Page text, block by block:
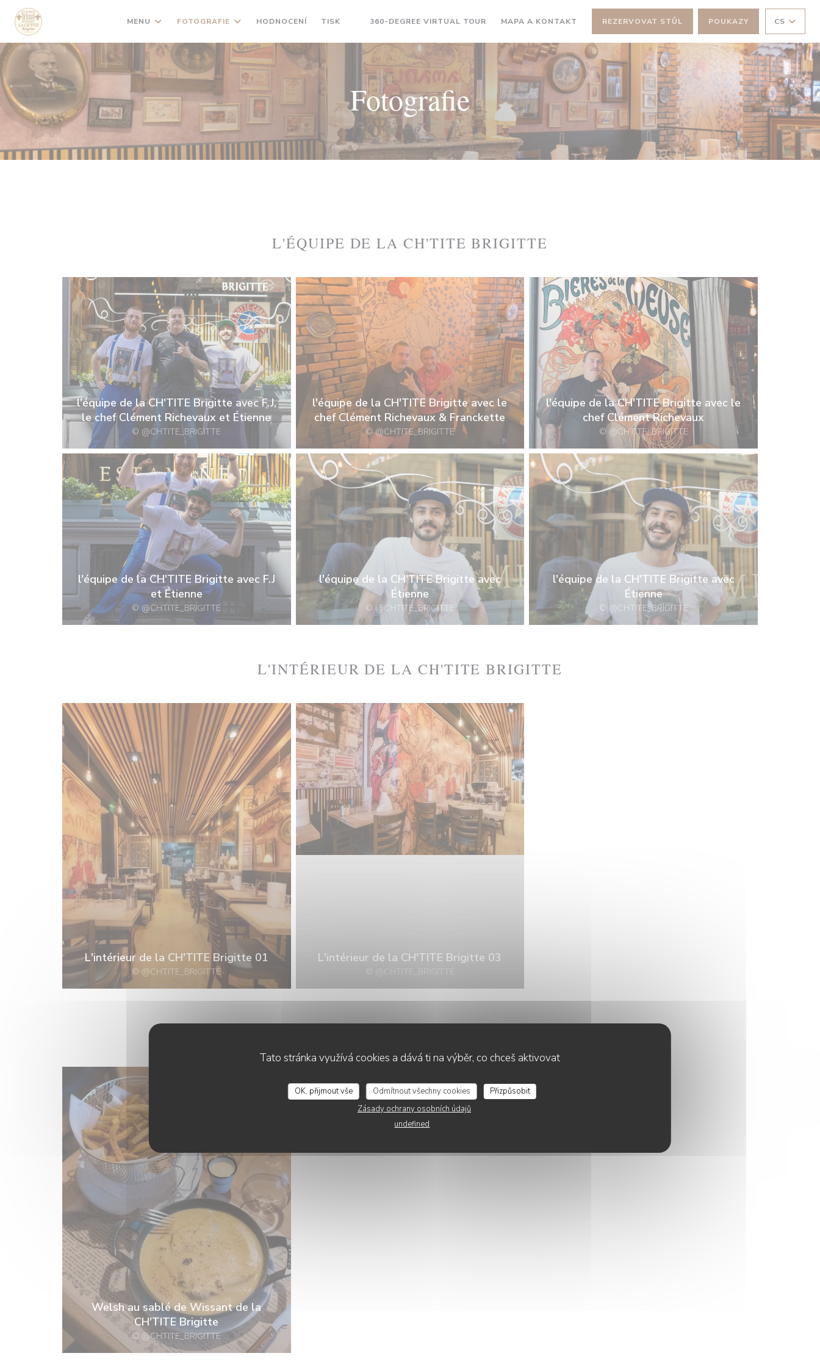
Panel pro správu cookies
Tato stránka využívá cookies a dává ti na výběr, co chceš aktivovat
OK, přijmout vše Odmítnout všechny cookies
Přizpůsobit
Zásady ochrany osobních údajů
undefined
MENU FOTOGRAFIE HODNOCENÍ TISK 360-DEGREE VIRTUAL TOUR ((OTEVŘE SE V NOVÉM OKNĚ))
MAPA A KONTAKT REZERVOVAT STŮL POUKAZY CS
Fotografie
L'ÉQUIPE DE LA CH'TITE BRIGITTE
l'équipe de la CH'TITE Brigitte avec F.J,
le chef Clément Richevaux et Étienne
© @CHTITE_BRIGITTE
l'équipe de la CH'TITE Brigitte avec le
chef Clément Richevaux & Franckette
© @CHTITE_BRIGITTE
l'équipe de la CH'TITE Brigitte avec le
chef Clément Richevaux
© @CHTITE_BRIGITTE
l'équipe de la CH'TITE Brigitte avec F.J
et Étienne
© @CHTITE_BRIGITTE
l'équipe de la CH'TITE Brigitte avec
Étienne
© @CHTITE_BRIGITTE
l'équipe de la CH'TITE Brigitte avec
Étienne
© @CHTITE_BRIGITTE
L'INTÉRIEUR DE LA CH'TITE BRIGITTE
L'intérieur de la CH'TITE Brigitte 01
© @CHTITE_BRIGITTE
L'intérieur de la CH'TITE Brigitte 03
© @CHTITE_BRIGITTE
Welsh au sablé de Wissant de la
CH'TITE Brigitte
© @CHTITE_BRIGITTE